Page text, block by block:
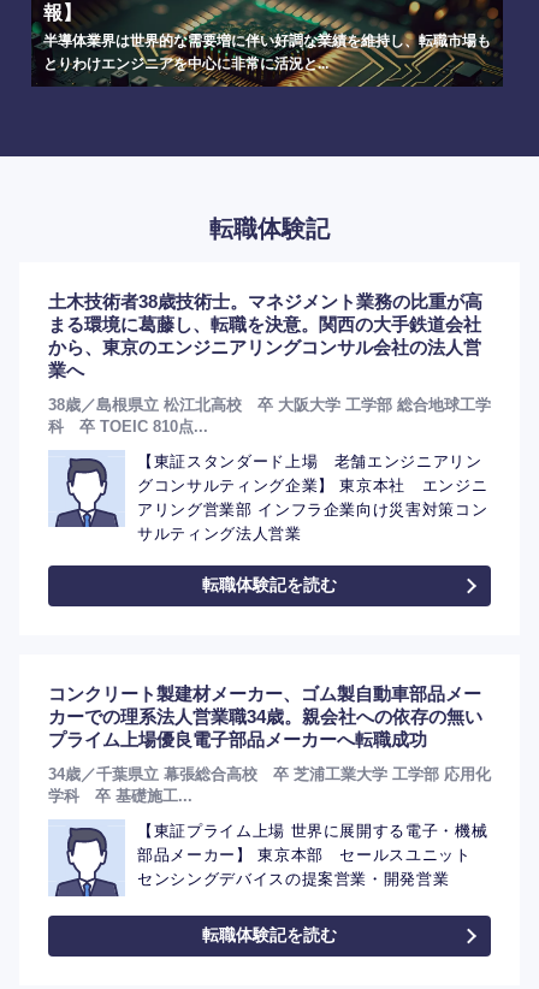
選択する
報】
半導体業界は世界的な需要増に伴い好調な業績を維持し、転職市場も
とりわけエンジニアを中心に非常に活況と...
転職体験記
土木技術者38歳技術士。マネジメント業務の比重が高
まる環境に葛藤し、転職を決意。関西の大手鉄道会社
から、東京のエンジニアリングコンサル会社の法人営
業へ
38歳／島根県立 松江北高校 卒 大阪大学 工学部 総合地球工学
科 卒 TOEIC 810点...
【東証スタンダード上場 老舗エンジニアリン
グコンサルティング企業】 東京本社 エンジニ
アリング営業部 インフラ企業向け災害対策コン
サルティング法人営業
転職体験記を読む
コンクリート製建材メーカー、ゴム製自動車部品メー
カーでの理系法人営業職34歳。親会社への依存の無い
プライム上場優良電子部品メーカーへ転職成功
34歳／千葉県立 幕張総合高校 卒 芝浦工業大学 工学部 応用化
学科 卒 基礎施工...
【東証プライム上場 世界に展開する電子・機械
部品メーカー】 東京本部 セールスユニット
センシングデバイスの提案営業・開発営業
転職体験記を読む